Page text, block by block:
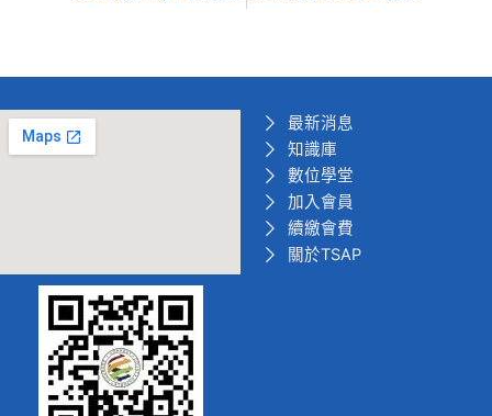
最新消息
知識庫
數位學堂
加入會員
續繳會費
關於TSAP